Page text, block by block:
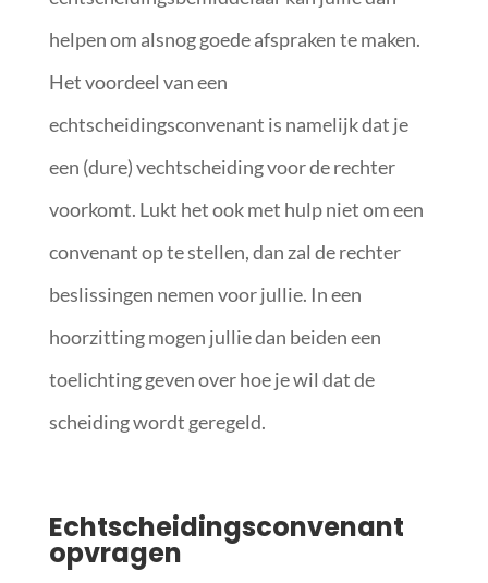
helpen om alsnog goede afspraken te maken.
Het voordeel van een
echtscheidingsconvenant is namelijk dat je
een (dure) vechtscheiding voor de rechter
voorkomt. Lukt het ook met hulp niet om een
convenant op te stellen, dan zal de rechter
beslissingen nemen voor jullie. In een
hoorzitting mogen jullie dan beiden een
toelichting geven over hoe je wil dat de
scheiding wordt geregeld.
Echtscheidingsconvenant
opvragen